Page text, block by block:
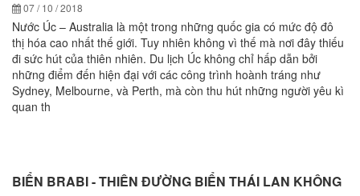
07 / 10 / 2018
Nước Úc – Australia là một trong những quốc gia có mức độ đô
thị hóa cao nhất thế giới. Tuy nhiên không vì thế mà nơi đây thiếu
đi sức hút của thiên nhiên. Du lịch Úc không chỉ hấp dẫn bởi
những điểm đến hiện đại với các công trình hoành tráng như
Sydney, Melbourne, và Perth, mà còn thu hút những người yêu kì
quan th
BIỂN BRABI - THIÊN ĐƯỜNG BIỂN THÁI LAN KHÔNG